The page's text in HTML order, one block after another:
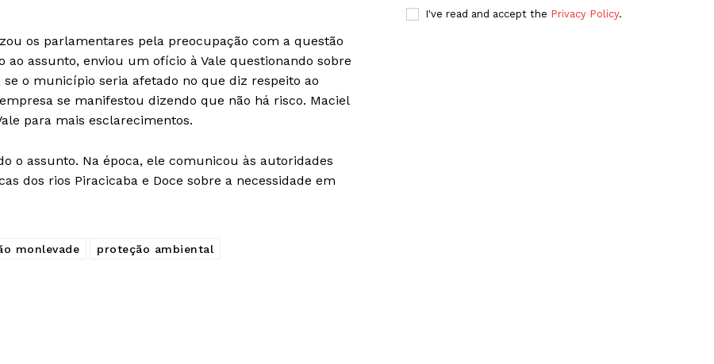
os parlamentares pela preocupação com a questão
assunto, enviou um ofício à Vale questionando sobre
o município seria afetado no que diz respeito ao
se manifestou dizendo que não há risco. Maciel
para mais esclarecimentos.
o assunto. Na época, ele comunicou às autoridades
dos rios Piracicaba e Doce sobre a necessidade em
monlevade
proteção ambiental
I've read and accept the Privacy Policy.